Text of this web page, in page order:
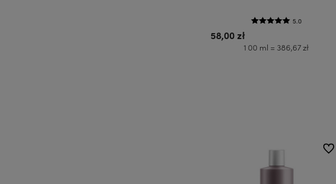
5.0
58,00 zł
1 00 ml = 386,67 zł
do